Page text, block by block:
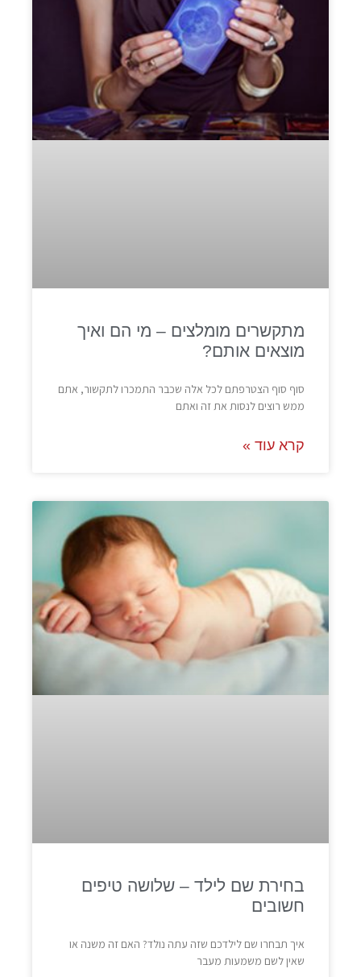
מתקשרים מומלצים – מי הם ואיך
מוצאים אותם?
סוף סוף הצטרפתם לכל אלה שכבר התמכרו לתקשור, אתם
ממש רוצים לנסות את זה ואתם
קרא עוד »
בחירת שם לילד – שלושה טיפים
חשובים
איך תבחרו שם לילדכם שזה עתה נולד? האם זה משנה או
שאין לשם משמעות מעבר